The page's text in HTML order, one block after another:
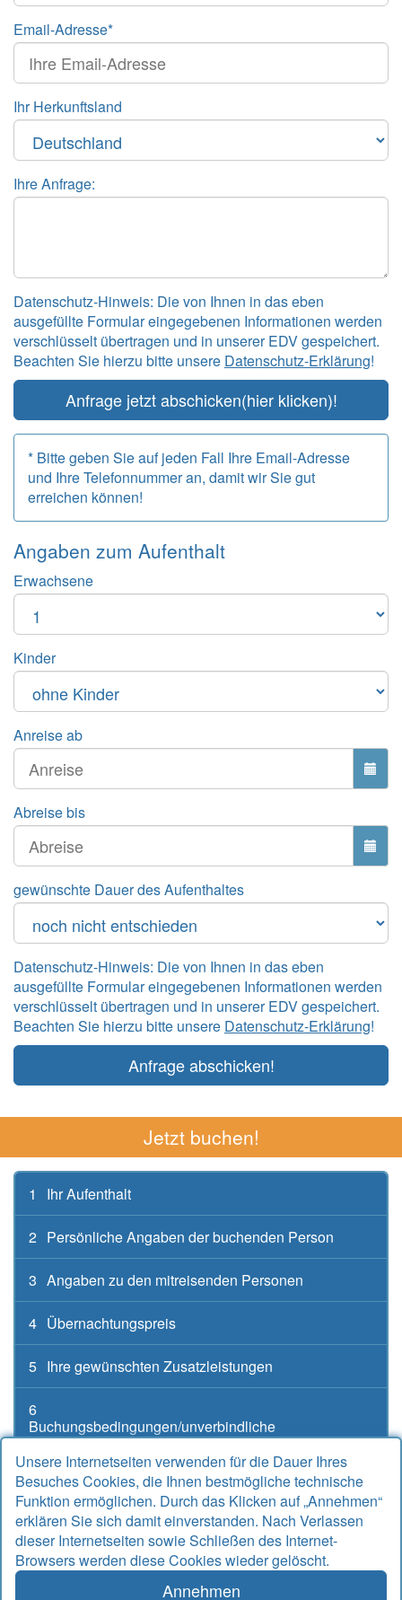
Unsere Internetseiten verwenden für die Dauer Ihres
Besuches Cookies, die Ihnen bestmögliche technische
Funktion ermöglichen. Durch das Klicken auf „Annehmen“
erklären Sie sich damit einverstanden. Nach Verlassen
dieser Internetseiten sowie Schließen des Internet-
Browsers werden diese Cookies wieder gelöscht.
Annehmen
Email-Adresse*
Ihr Herkunftsland
Ihre Anfrage:
Datenschutz-Hinweis: Die von Ihnen in das eben
ausgefüllte Formular eingegebenen Informationen werden
verschlüsselt übertragen und in unserer EDV gespeichert.
Beachten Sie hierzu bitte unsere Datenschutz-Erklärung!
Anfrage jetzt abschicken(hier klicken)!
* Bitte geben Sie auf jeden Fall Ihre Email-Adresse
und Ihre Telefonnummer an, damit wir Sie gut
erreichen können!
Angaben zum Aufenthalt
Erwachsene
Kinder
Anreise ab
Abreise bis
gewünschte Dauer des Aufenthaltes
Datenschutz-Hinweis: Die von Ihnen in das eben
ausgefüllte Formular eingegebenen Informationen werden
verschlüsselt übertragen und in unserer EDV gespeichert.
Beachten Sie hierzu bitte unsere Datenschutz-Erklärung!
Anfrage abschicken!
Jetzt buchen!
1 Ihr Aufenthalt
2 Persönliche Angaben der buchenden Person
3 Angaben zu den mitreisenden Personen
4 Übernachtungspreis
5 Ihre gewünschten Zusatzleistungen
6
Buchungsbedingungen/unverbindliche
Buchungsanfrage
Kontakt
Alter Sielweg 17 A